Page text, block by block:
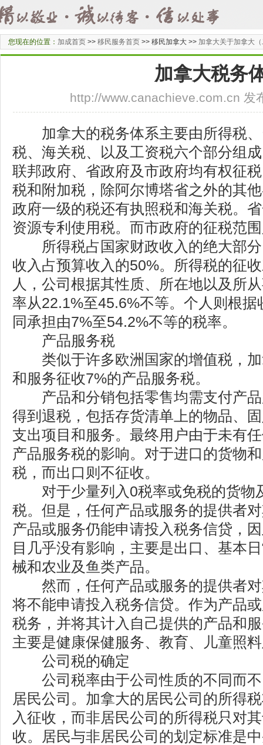
您现在的位置： 加成首页 >> 移民服务首页 >> 移民加拿大 >> 加拿大关于加拿大
加拿大税务
http://www.canachieve.com.cn 发
加拿大的税务体系主要由所得税、
税、海关税、以及工资税六个部分组
联邦政府、省政府及市政府均有权征
税和附加税，除阿尔博塔省之外的其
政府一级的税还有执照税和海关税。
资源专利使用税。而市政府的征税范
所得税占国家财政收入的绝大部分
收入占预算收入的50%。所得税的征
人，公司根据其性质、所在地以及所
率从22.1%至45.6%不等。个人则根
同承担由7%至54.2%不等的税率。
产品服务税
类似于许多欧洲国家的增值税，加
和服务征收7%的产品服务税。
产品和分销包括零售均需支付产品
得到退税，包括存货清单上的物品、
支出项目和服务。最终用户由于未有
产品服务税的影响。对于进口的货物
税，而出口则不征收。
对于少量列入0税率或免税的货物
税。但是，任何产品或服务的提供者
产品或服务仍能申请投入税务信贷，
目几乎没有影响，主要是出口、基本
械和农业及鱼类产品。
然而，任何产品或服务的提供者对
将不能申请投入税务信贷。作为产品
税务，并将其计入自己提供的产品和
主要是健康保健服务、教育、儿童照
公司税的确定
公司税率由于公司性质的不同而不
居民公司。加拿大的居民公司的所得
入征收，而非居民公司的所得税只对
收。居民与非居民公司的划定标准是